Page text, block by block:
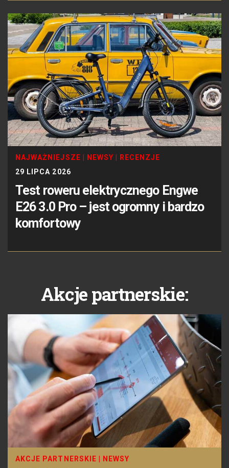
NAJWAŻNIEJSZE NEWSY
RECENZJE
29 LIPCA 2026
Test roweru elektrycznego Engwe
E26 3.0 Pro – jest ogromny i bardzo
komfortowy
Akcje partnerskie:
AKCJE PARTNERSKIE
NEWSY